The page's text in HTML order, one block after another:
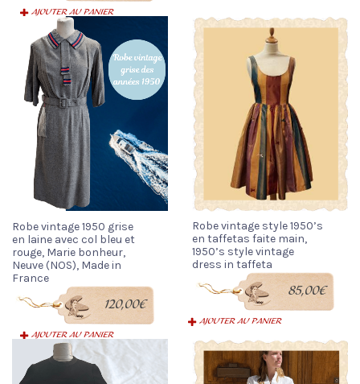
AJOUTER AU PANIER
Robe vintage 1950 grise
en laine avec col bleu et
rouge, Marie bonheur,
Neuve (NOS), Made in
France
120,00€
AJOUTER AU PANIER
Robe vintage style 1950’s
en taffetas faite main,
1950’s style vintage
dress in taffeta
85,00€
AJOUTER AU PANIER